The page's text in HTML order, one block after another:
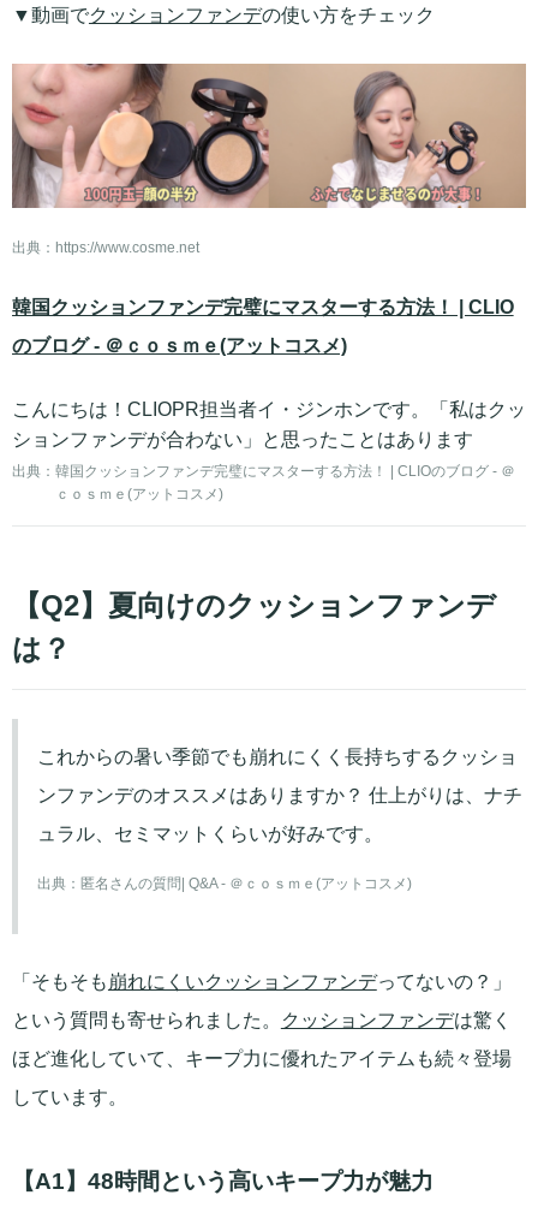
▼動画でクッションファンデの使い方をチェック
出典： https://www.cosme.net
韓国クッションファンデ完璧にマスターする方法！ | CLIO
のブログ - ＠ｃｏｓｍｅ(アットコスメ)
こんにちは！CLIOPR担当者イ・ジンホンです。「私はクッ
ションファンデが合わない」と思ったことはあります
出典： 韓国クッションファンデ完璧にマスターする方法！ | CLIOのブログ - ＠
ｃｏｓｍｅ(アットコスメ)
【Q2】夏向けのクッションファンデ
は？
これからの暑い季節でも崩れにくく長持ちするクッショ
ンファンデのオススメはありますか？ 仕上がりは、ナチ
ュラル、セミマットくらいが好みです。
出典： 匿名さんの質問| Q&A - ＠ｃｏｓｍｅ(アットコスメ)
「そもそも 崩れにくいクッションファンデってないの？」
という質問も寄せられました。
クッションファンデは驚く
ほど進化していて、キープ力に優れたアイテムも続々登場
しています。
【A1】48時間という高いキープ力が魅力